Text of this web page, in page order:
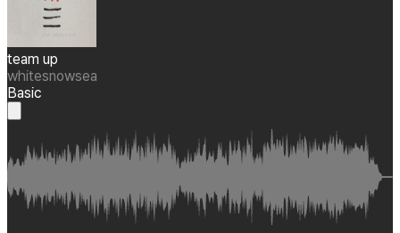
team up
whitesnowsea
Basic